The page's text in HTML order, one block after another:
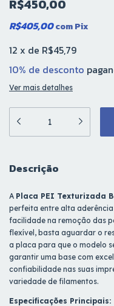
R$450,00
R$405,00comPix
12 x de R$45,79
10% de desconto
Ver mais detalhes
Descrição
A Placa PEI Texturizada
perfeita entre alta
facilidade na remoção das
flexível, basta aguardar o
a placa para que o modelo
garantir uma base com
confiabilidade nas suas
variedade de filamentos.
Especificações Principais: